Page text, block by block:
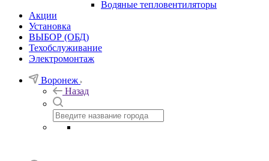
Водяные тепловентиляторы
Акции
Установка
ВЫБОР (ОБД)
Техобслуживание
Электромонтаж
Воронеж
Назад